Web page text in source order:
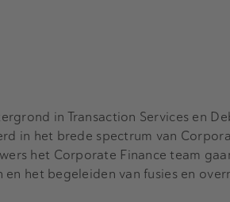
in Transaction Services en
in het brede spectrum van
het Corporate Finance team
en het begeleiden van fusies en